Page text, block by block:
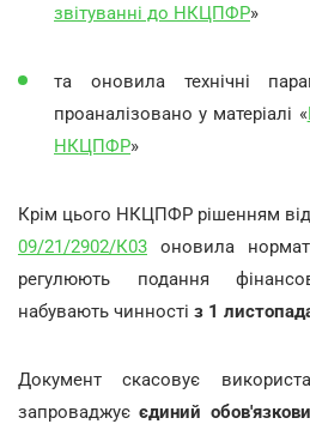
звітуванні до НКЦПФР»
та оновила технічні
проаналізовано у матеріалі «
НКЦПФР»
Крім цього НКЦПФР рішенням
09/21/2902/К03 оновила
регулюють подання
набувають чинності з 1
Документ скасовує
запроваджуєєдиний